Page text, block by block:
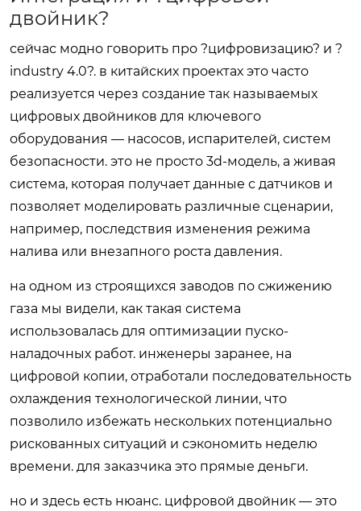
двойник?
сейчас модно говорить про ?цифровизацию? и ?
industry 4.0?. в китайских проектах это часто
реализуется через создание так называемых
цифровых двойников для ключевого
оборудования — насосов, испарителей, систем
безопасности. это не просто 3d-модель, а живая
система, которая получает данные с датчиков и
позволяет моделировать различные сценарии,
например, последствия изменения режима
налива или внезапного роста давления.
на одном из строящихся заводов по сжижению
газа мы видели, как такая система
использовалась для оптимизации пуско-
наладочных работ. инженеры заранее, на
цифровой копии, отработали последовательность
охлаждения технологической линии, что
позволило избежать нескольких потенциально
рискованных ситуаций и сэкономить неделю
времени. для заказчика это прямые деньги.
но и здесь есть нюанс. цифровой двойник — это